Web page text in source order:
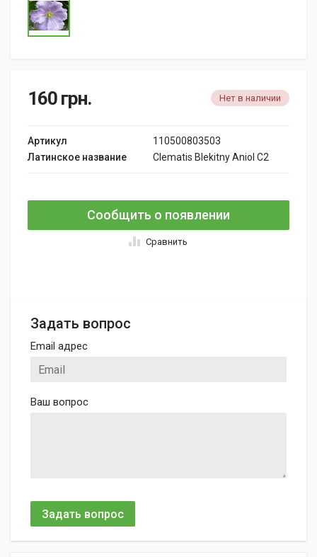
160 грн. Нет в наличии
Артикул
110500803503
Латинское название
Clematis Blekitny Aniol C2
Сообщить о появлении
Сравнить
Задать вопрос
Email адрес
Ваш вопрос
Задать вопрос